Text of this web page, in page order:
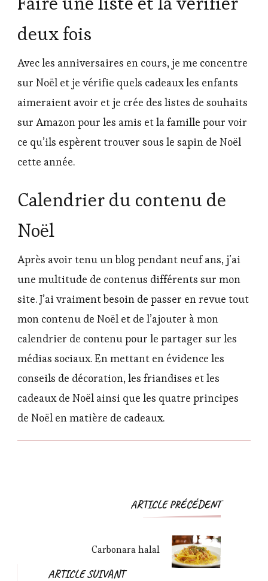
deux fois
Avec les anniversaires en cours, je me concentre
sur Noël et je vérifie quels cadeaux les enfants
aimeraient avoir et je crée des listes de souhaits
sur Amazon pour les amis et la famille pour voir
ce qu’ils espèrent trouver sous le sapin de Noël
cette année.
Calendrier du contenu de
Noël
Après avoir tenu un blog pendant neuf ans, j’ai
une multitude de contenus différents sur mon
site. J’ai vraiment besoin de passer en revue tout
mon contenu de Noël et de l’ajouter à mon
calendrier de contenu pour le partager sur les
médias sociaux. En mettant en évidence les
conseils de décoration, les friandises et les
cadeaux de Noël ainsi que les quatre principes
de Noël en matière de cadeaux.
Navigation
d'article
ARTICLE PRÉCÉDENT
Carbonara halal
ARTICLE SUIVANT